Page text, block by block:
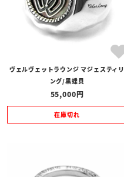
ヴェルヴェットラウンジ マジェスティリ
ング/黒蝶貝
55,000
在庫切れ